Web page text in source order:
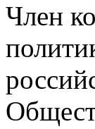
Член